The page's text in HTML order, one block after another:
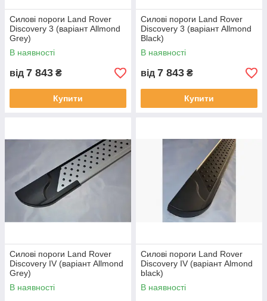
Силові пороги Land Rover
Discovery 3 (варіант Allmond
Grey)
В наявності
від 7 843 ₴
Купити
Силові пороги Land Rover
Discovery 3 (варіант Allmond
Black)
В наявності
від 7 843 ₴
Купити
Силові пороги Land Rover
Discovery IV (варіант Allmond
Grey)
В наявності
Силові пороги Land Rover
Discovery IV (варіант Almond
black)
В наявності